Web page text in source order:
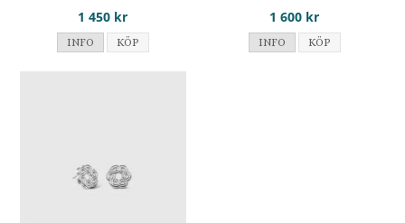
1 450 kr
INFO KÖP
1 600 kr
INFO KÖP